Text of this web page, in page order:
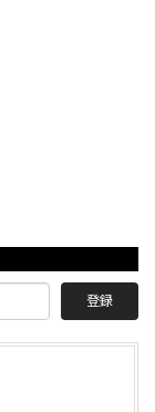
登録